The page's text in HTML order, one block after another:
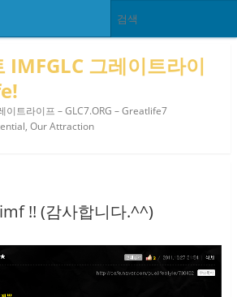
IMFGLC 그레이트라이
이트라이프 – GLC7.ORG – Greatlife7
Our Attraction
!! (감사합니다.^^)